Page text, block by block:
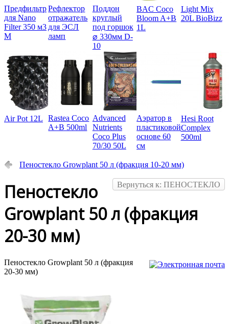
Предфильтр
для Nano
Filter 350 м3
М
Рефлектор
отражатель
для ЭСЛ
ламп
Поддон
круглый
под горшок
⌀ 330мм D-
10
BAC Coco
Bloom A+B
1L
Light Mix
20L BioBizz
Air Pot 12L
Rastea Coco
A+B 500ml
Advanced
Nutrients
Coco Plus
70/30 50L
Аэратор в
пластиковой
основе 60
см
Hesi Root
Complex
500ml
Пеностекло Growplant 50 л (фракция 10-20 мм)
Вернуться к: ПЕНОСТЕКЛО
Пеностекло
Growplant 50 л (фракция
20-30 мм)
Пеностекло Growplant 50 л (фракция
20-30 мм)